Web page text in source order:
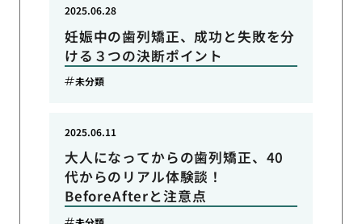
妊娠中の歯列矯正、成功と失敗を分
ける３つの決断ポイント
2025.06.28
未分類
大人になってからの歯列矯正、40
代からのリアル体験談！
BeforeAfterと注意点
2025.06.11